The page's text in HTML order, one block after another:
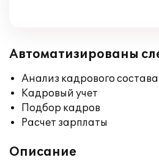
Автоматизированы
Анализ кадрового состава
Кадровый учет
Подбор кадров
Расчет зарплаты
Описание